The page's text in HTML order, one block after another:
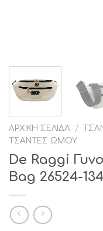
ΑΡΧΙΚΉ ΣΕΛΊΔΑ /
ΤΣΆΝΤΕΣ ΏΜΟΥ
De Raggi
Bag 26524-